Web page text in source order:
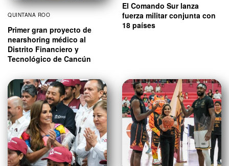
QUINTANA ROO
Primer gran proyecto de
nearshoring médico al
Distrito Financiero y
Tecnológico de Cancún
El Comando Sur lanza
fuerza militar conjunta con
18 países